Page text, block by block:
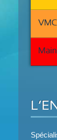
VMC